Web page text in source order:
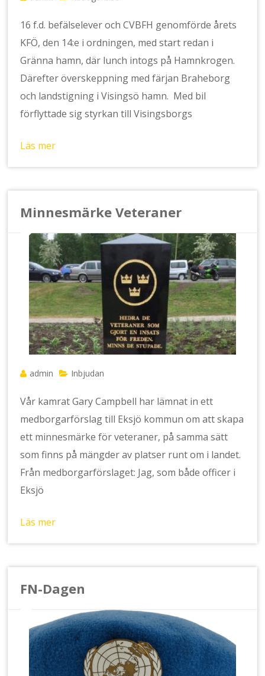
16 f.d. befälselever och CVBFH genomförde årets
KFÖ, den 14:e i ordningen, med start redan i
Gränna hamn, där lunch intogs på Hamnkrogen.
Därefter överskeppning med färjan Braheborg
och landstigning i Visingsö hamn. Med bil
förflyttade sig styrkan till Visingsborgs
Läs mer
Minnesmärke Veteraner
admin Inbjudan
Vår kamrat Gary Campbell har lämnat in ett
medborgarförslag till Eksjö kommun om att skapa
ett minnesmärke för veteraner, på samma sätt
som finns på mängder av platser runt om i landet.
Från medborgarförslaget: Jag, som både officer i
Eksjö
Läs mer
FN-Dagen